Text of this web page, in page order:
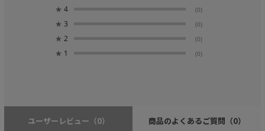
★ 4 (0)
★ 3 (0)
★ 2 (0)
★ 1 (0)
ユーザーレビュー （0） 商品のよくあるご質問 （0）